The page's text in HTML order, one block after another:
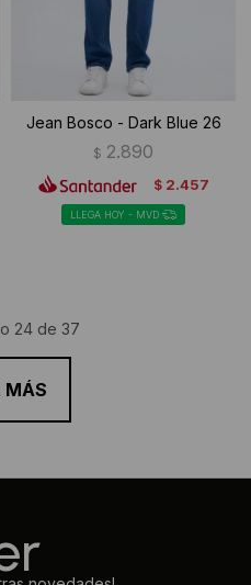
Jean Bosco - Dark Blue 26
$ 2.890
$ 2.457
LLEGA HOY - MVD
24de 37
MÁS